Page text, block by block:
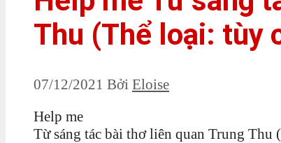
Thu (Thể loại: tùy
07/12/2021 Bởi Eloise
Help me
Từ sáng tác bài thơ liên quan Trung Thu